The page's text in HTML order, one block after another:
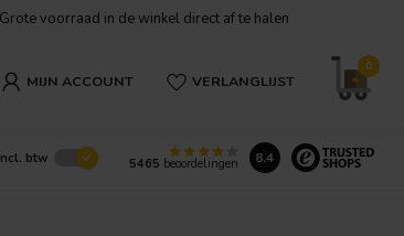
Grote voorraad in de winkel direct af te halen
MIJN ACCOUNT VERLANGLIJST
0
btw 5465 beoordelingen 8.4